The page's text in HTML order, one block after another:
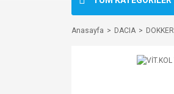
Anasayfa DACIA DOKKER